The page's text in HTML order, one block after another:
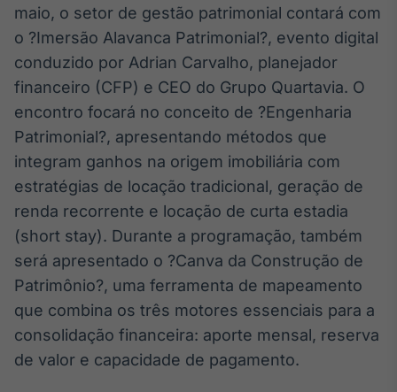
IA
Em breve
BroadFast
Em breve
Gestão de
Investimentos
Em breve
maio, o setor de gestão patrimonial contará com
o ?Imersão Alavanca Patrimonial?, evento digital
conduzido por Adrian Carvalho, planejador
financeiro (CFP) e CEO do Grupo Quartavia. O
encontro focará no conceito de ?Engenharia
Patrimonial?, apresentando métodos que
integram ganhos na origem imobiliária com
estratégias de locação tradicional, geração de
renda recorrente e locação de curta estadia
(short stay). Durante a programação, também
será apresentado o ?Canva da Construção de
Patrimônio?, uma ferramenta de mapeamento
que combina os três motores essenciais para a
consolidação financeira: aporte mensal, reserva
de valor e capacidade de pagamento.